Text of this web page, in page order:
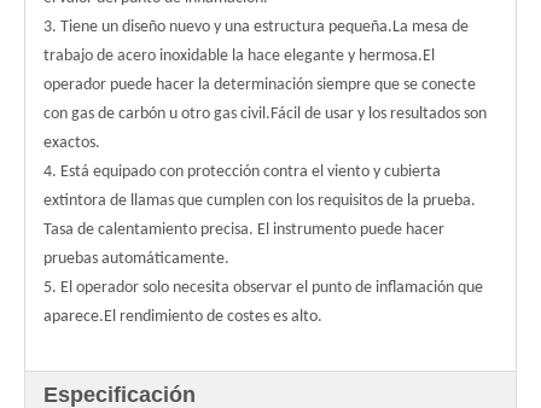
3. Tiene un diseño nuevo y una estructura pequeña.La mesa de
trabajo de acero inoxidable la hace elegante y hermosa.El
operador puede hacer la determinación siempre que se conecte
con gas de carbón u otro gas civil.Fácil de usar y los resultados son
exactos.
4. Está equipado con protección contra el viento y cubierta
extintora de llamas que cumplen con los requisitos de la prueba.
Tasa de calentamiento precisa. El instrumento puede hacer
pruebas automáticamente.
5. El operador solo necesita observar el punto de inflamación que
aparece.El rendimiento de costes es alto.
Especificación